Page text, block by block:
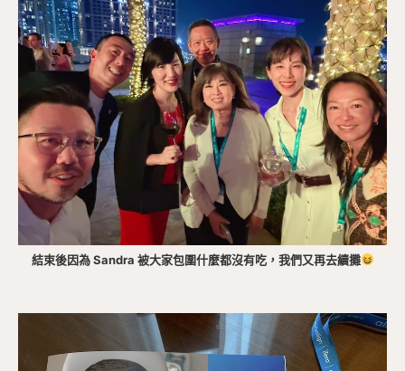
結束後因為 Sandra 被大家包圍什麼都沒有吃，我們又再去續攤